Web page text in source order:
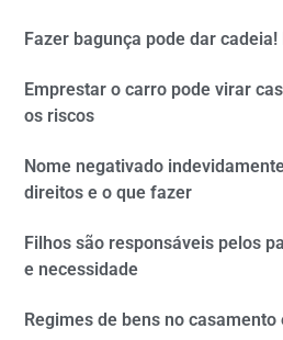
Fazer bagunça pode dar cadeia!
Emprestar o carro pode virar
os riscos
Nome negativado
direitos e o que fazer
Filhos são responsáveis pelos
e necessidade
Regimes de bens no